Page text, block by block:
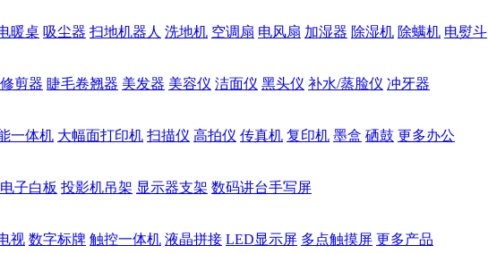
暖桌 吸尘器 扫地机器人 洗地机 空调扇 电风扇 加湿器 除湿机 除螨机 电熨斗
剪器 睫毛卷翘器 美发器 美容仪 洁面仪 黑头仪 补水/蒸脸仪 冲牙器
一体机 大幅面打印机 扫描仪 高拍仪 传真机 复印机 墨盒 硒鼓 更多办公
电子白板 投影机吊架 显示器支架 数码讲台手写屏
视 数字标牌 触控一体机 液晶拼接 LED显示屏 多点触摸屏 更多产品